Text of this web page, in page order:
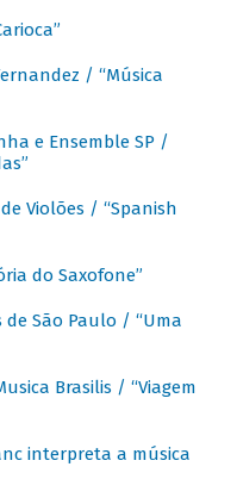
/ “Música
e Ensemble SP /
Violões / “Spanish
do Saxofone”
São Paulo / “Uma
Brasilis / “Viagem
interpreta a música